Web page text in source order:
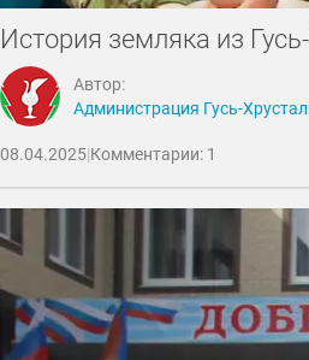
История земляка из
Автор:
Администрация Гусь-
08.04.2025|Комментарии: 1